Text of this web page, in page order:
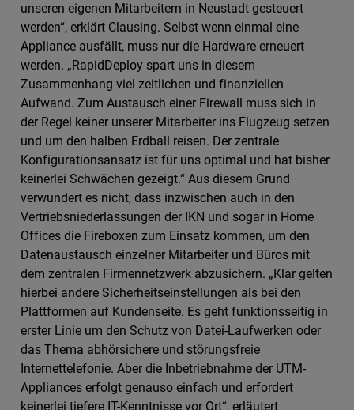
unseren eigenen Mitarbeitern in Neustadt gesteuert
werden“, erklärt Clausing. Selbst wenn einmal eine
Appliance ausfällt, muss nur die Hardware erneuert
werden. „RapidDeploy spart uns in diesem
Zusammenhang viel zeitlichen und finanziellen
Aufwand. Zum Austausch einer Firewall muss sich in
der Regel keiner unserer Mitarbeiter ins Flugzeug setzen
und um den halben Erdball reisen. Der zentrale
Konfigurationsansatz ist für uns optimal und hat bisher
keinerlei Schwächen gezeigt.“ Aus diesem Grund
verwundert es nicht, dass inzwischen auch in den
Vertriebsniederlassungen der IKN und sogar in Home
Offices die Fireboxen zum Einsatz kommen, um den
Datenaustausch einzelner Mitarbeiter und Büros mit
dem zentralen Firmennetzwerk abzusichern. „Klar gelten
hierbei andere Sicherheitseinstellungen als bei den
Plattformen auf Kundenseite. Es geht funktionsseitig in
erster Linie um den Schutz von Datei-Laufwerken oder
das Thema abhörsichere und störungsfreie
Internettelefonie. Aber die Inbetriebnahme der UTM-
Appliances erfolgt genauso einfach und erfordert
keinerlei tiefere IT-Kenntnisse vor Ort“, erläutert